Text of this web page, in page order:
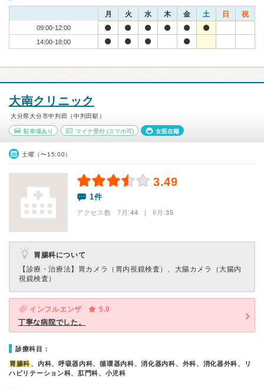
月 火 水 木 金 土 日 祝
09:00-12:00
14:00-18:00
大南クリニック
大分県大分市中判田（中判田駅）
駐車場あり マイナ受付(スマホ可) 女医在籍
土曜（〜15:00）
3.49
1件
アクセス数 7月:44 | 6月:35
胃腸科について
【診療・治療法】 胃カメラ（胃内視鏡検査）、大腸カメラ（大腸内
視鏡検査）
インフルエンザ
5.0
丁寧な病院でした。
診療科目：
胃腸科 、内科、呼吸器内科、循環器内科、消化器内科、外科、消化器外科、リ
ハビリテーション科、肛門科、小児科